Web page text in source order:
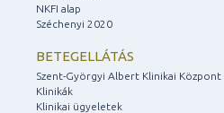
NKFI alap
Széchenyi 2020
BETEGELLÁTÁS
Szent-Györgyi Albert Klinikai Központ
Klinikák
Klinikai ügyeletek